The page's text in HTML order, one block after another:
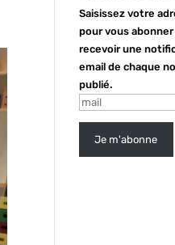
Saisissez votre
pour vous
recevoir une
email de chaque
publié.
mail
Je m'abonne